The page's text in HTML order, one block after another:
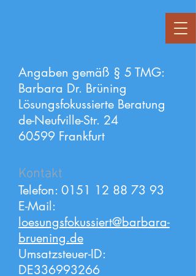
Angaben gemäß § 5 TMG:
Barbara Dr. Brüning
Lösungsfokussierte Beratung
de-Neufville-Str. 24
60599 Frankfurt
Kontakt
Telefon: 0151 12 88 73 93
E-Mail:
loesungsfokussiert@barbara-
bruening.de
Umsatzsteuer-ID:
DE336993266